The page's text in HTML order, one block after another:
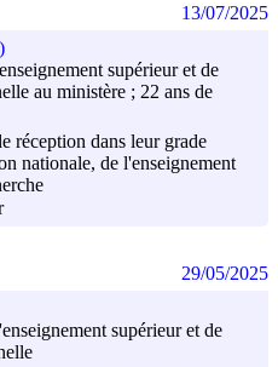
supérieur et de
au ministère ; 22 ans de
réception dans leur grade
nationale, de l'enseignement
13/07/2025
supérieur et de
29/05/2025